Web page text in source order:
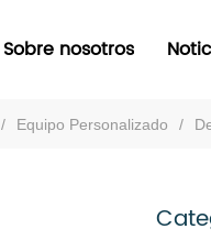
Sobre nosotros
/ Equipo Personalizado /